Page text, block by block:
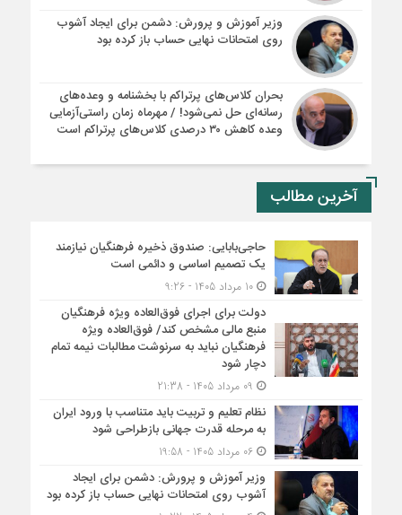
وزیر آموزش و پرورش: دشمن برای ایجاد آشوب
روی امتحانات نهایی حساب باز کرده بود
بحران کلاس‌های پرتراکم با بخشنامه و وعده‌های
رسانه‌ای حل نمی‌شود! / مهرماه زمان راستی‌آزمایی
وعده کاهش ۳۰ درصدی کلاس‌های پرتراکم است
آخرین مطالب
حاجی‌بابایی: صندوق ذخیره فرهنگیان نیازمند
یک تصمیم اساسی و دائمی است
10 مرداد 1405 - 9:26
دولت برای اجرای فوق‌العاده ویژه فرهنگیان
منبع مالی مشخص کند/ فوق‌العاده ویژه
فرهنگیان نباید به سرنوشت مطالبات نیمه‌ تمام
دچار شود
نظام تعلیم و تربیت باید متناسب با ورود ایران
به مرحله قدرت جهانی بازطراحی شود
06 مرداد 1405 - 19:58
وزیر آموزش و پرورش: دشمن برای ایجاد
آشوب روی امتحانات نهایی حساب باز کرده بود